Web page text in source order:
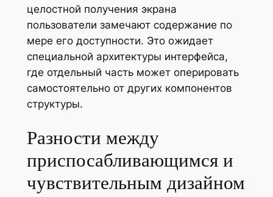
целостной получения экрана
пользователи замечают содержание по
мере его доступности. Это ожидает
специальной архитектуры интерфейса,
где отдельный часть может оперировать
самостоятельно от других компонентов
структуры.
Разности между
приспосабливающимся и
чувствительным дизайном